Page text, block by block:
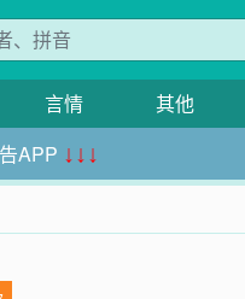
言情 其他
APP ↓↓↓